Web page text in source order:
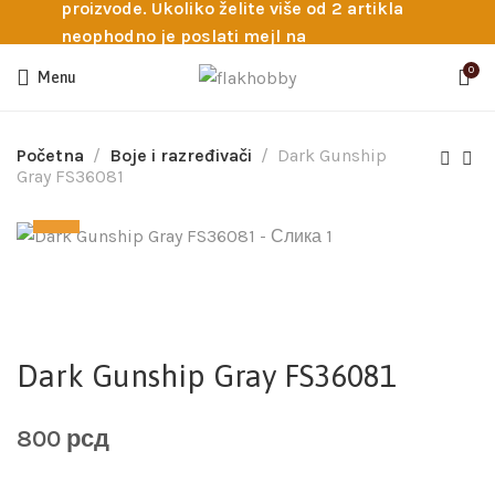
proizvode. Ukoliko želite više od 2 artikla
neophodno je poslati mejl na
info@flakhobby.com sa preciznim šiframa
proizvoda. Svakako nas možete pozvati
potrebna pomoć oko odabira.
Menu 0
Početna Boje i razređivači
Dark Gunship
Gray FS36081
Dark Gunship Gray FS36081
800 рсд